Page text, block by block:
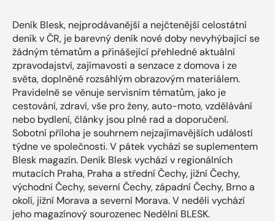
Deník Blesk, nejprodávanější a nejčtenější celostátní
deník v ČR, je barevný deník nové doby nevyhýbající se
žádným tématům a přinášející přehledné aktuální
zpravodajství, zajímavosti a senzace z domova i ze
světa, doplněné rozsáhlým obrazovým materiálem.
Pravidelně se věnuje servisním tématům, jako je
cestování, zdraví, vše pro ženy, auto-moto, vzdělávání
nebo bydlení, články jsou plné rad a doporučení.
Sobotní příloha je souhrnem nejzajímavějších událostí
týdne ve společnosti. V pátek vychází se suplementem
Blesk magazín. Deník Blesk vychází v regionálních
mutacích Praha, Praha a střední Čechy, jižní Čechy,
východní Čechy, severní Čechy, západní Čechy, Brno a
okolí, jižní Morava a severní Morava. V neděli vychází
jeho magazínový sourozenec Nedělní BLESK.